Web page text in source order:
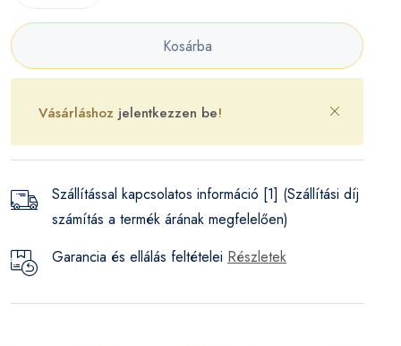
Kosárba
Vásárláshoz jelentkezzen be!
Szállítással kapcsolatos információ [1] (Szállítási díj
számítás a termék árának megfelelően)
Garancia és ellálás feltételei Részletek